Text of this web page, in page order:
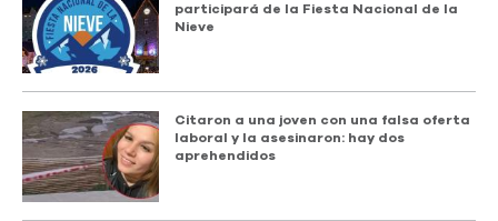
participará de la Fiesta Nacional de la
Nieve
Citaron a una joven con una falsa oferta
laboral y la asesinaron: hay dos
aprehendidos